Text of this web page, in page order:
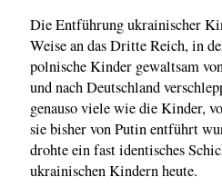
Die Entführung ukrainischer
Weise an das Dritte Reich, in
polnische Kinder gewaltsam
und nach Deutschland
genauso viele wie die Kinder,
sie bisher von Putin entführt
drohte ein fast identisches
ukrainischen Kindern heute.